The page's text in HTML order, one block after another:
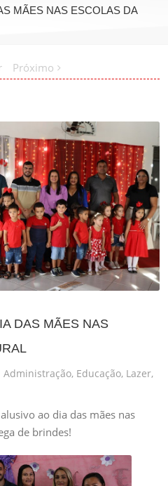
MÃES NAS ESCOLAS DA
Próximo
DAS MÃES NAS
Administração, Educação, Lazer,
ao dia das mães nas
de brindes!